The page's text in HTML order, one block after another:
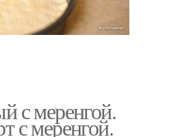
с меренгой.
с меренгой.